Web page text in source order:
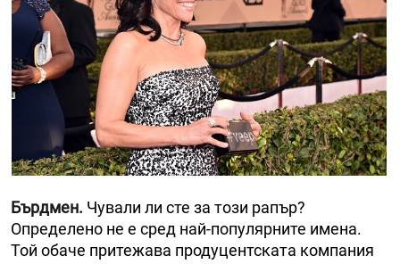
Бърдмен. Чували ли сте за този рапър?
Определено не е сред най-популярните имена.
Той обаче притежава продуцентската компания